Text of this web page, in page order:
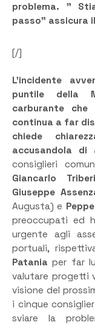
problema. ”
passo” assicura
[/]
L’incidente
puntile della
carburante
continua a far
chiede
accusandola di
consiglieri
Giancarlo
Giuseppe
Augusta) e
preoccupati ed
urgente agli
portuali,
Patania per far
valutare progetti
visione del
i cinque
sviare la